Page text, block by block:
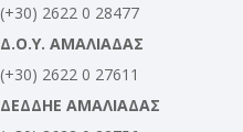
(+30) 2622 0 28477
Δ.Ο.Υ. ΑΜΑΛΙΑΔΑΣ
(+30) 2622 0 27611
ΔΕΔΔΗΕ ΑΜΑΛΙΑΔΑΣ